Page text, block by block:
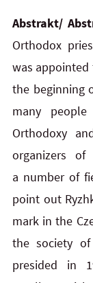
Abstrakt/
Orthodox
was appointed
the beginning
many
Orthodoxy
organizers
a number of
point out
mark in the
the society of
presided in